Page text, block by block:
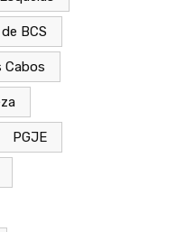
BCS
Cabos
PGJE